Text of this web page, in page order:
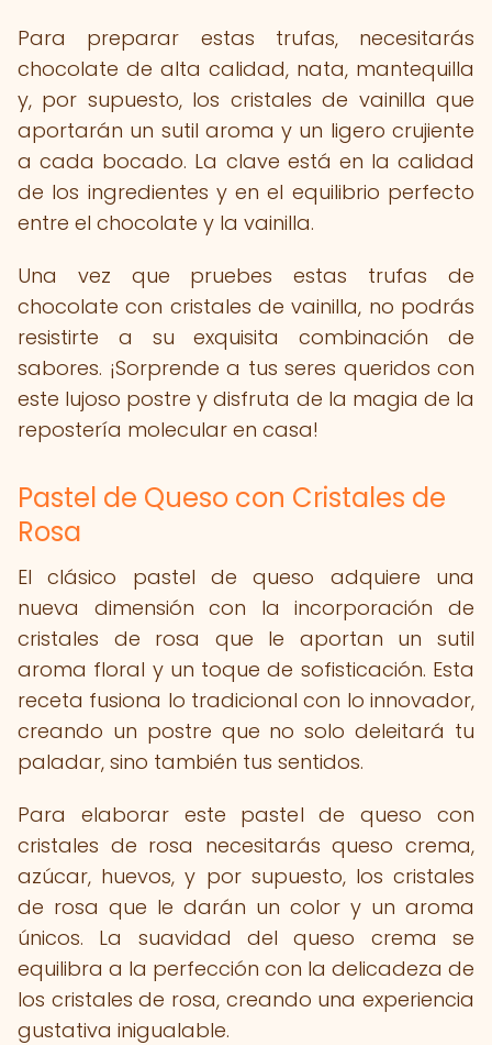
Para preparar estas trufas, necesitarás
chocolate de alta calidad, nata, mantequilla
y, por supuesto, los cristales de vainilla que
aportarán un sutil aroma y un ligero crujiente
a cada bocado. La clave está en la calidad
de los ingredientes y en el equilibrio perfecto
entre el chocolate y la vainilla.
Una vez que pruebes estas trufas de
chocolate con cristales de vainilla, no podrás
resistirte a su exquisita combinación de
sabores. ¡Sorprende a tus seres queridos con
este lujoso postre y disfruta de la magia de la
repostería molecular en casa!
Pastel de Queso con Cristales de
Rosa
El clásico pastel de queso adquiere una
nueva dimensión con la incorporación de
cristales de rosa que le aportan un sutil
aroma floral y un toque de sofisticación. Esta
receta fusiona lo tradicional con lo innovador,
creando un postre que no solo deleitará tu
paladar, sino también tus sentidos.
Para elaborar este pastel de queso con
cristales de rosa necesitarás queso crema,
azúcar, huevos, y por supuesto, los cristales
de rosa que le darán un color y un aroma
únicos. La suavidad del queso crema se
equilibra a la perfección con la delicadeza de
los cristales de rosa, creando una experiencia
gustativa inigualable.